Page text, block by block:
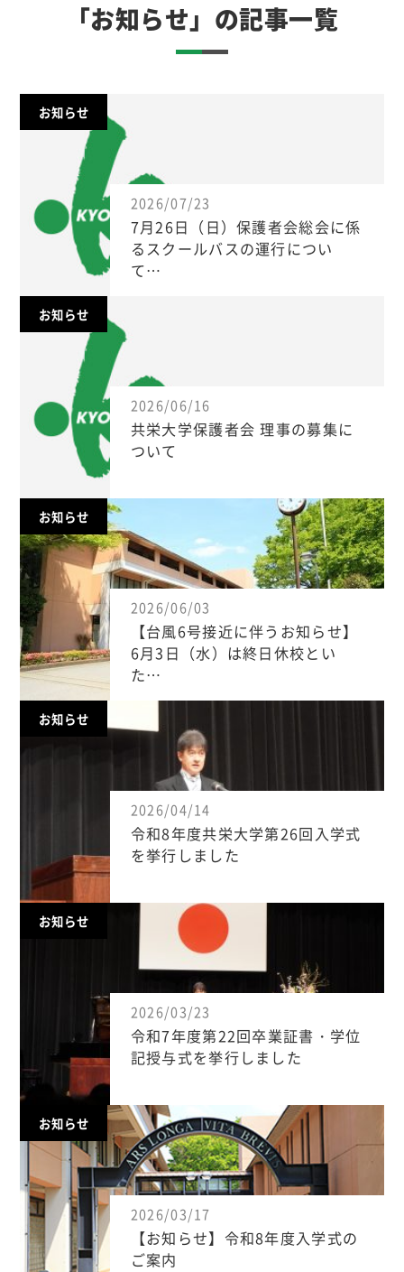
「お知らせ」 の記事一覧
お知らせ
2026/07/23
7月26日（日）保護者会総会に係
るスクールバスの運行につい
て…
お知らせ
2026/06/16
共栄大学保護者会 理事の募集に
ついて
お知らせ
2026/06/03
【台風6号接近に伴うお知らせ】
6月3日（水）は終日休校とい
た…
お知らせ
2026/04/14
令和8年度共栄大学第26回入学式
を挙行しました
お知らせ
2026/03/23
令和7年度第22回卒業証書・学位
記授与式を挙行しました
お知らせ
2026/03/17
【お知らせ】令和8年度入学式の
ご案内